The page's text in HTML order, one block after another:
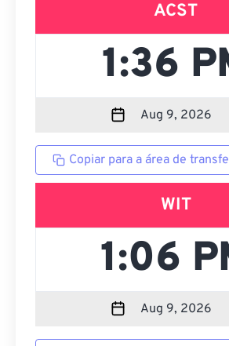
ACST
Copiar para a área de
WIT